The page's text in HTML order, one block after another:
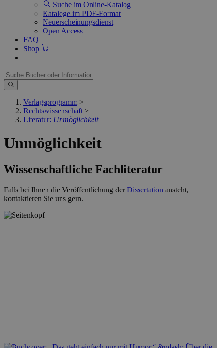
Suche im Online-Katalog
Kataloge im PDF-Format
Neuerscheinungsdienst
Open Access
FAQ
Shop
Verlagsprogramm >
Rechtswissenschaft >
Literatur: Unmöglichkeit
Unmöglichkeit
Wissenschaftliche Fachliteratur
Falls bei Ihnen die Veröffentlichung derDissertation ansteht,
kontaktieren Sie uns gern.